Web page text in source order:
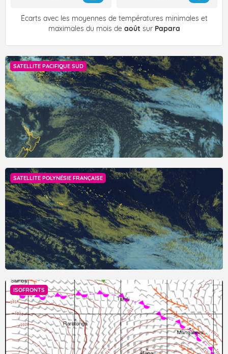
Écarts avec les moyennes de températures minimales et
maximales du mois de août sur Papara
SATELLITE PACIFIQUE SUD
SATELLITE POLYNÉSIE FRANÇAISE
ISOFRONTS